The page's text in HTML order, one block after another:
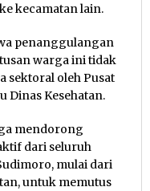
kecamatan lain.
penanggulangan
warga ini tidak
sektoral oleh Pusat
Dinas Kesehatan.
mendorong
dari seluruh
mulai dari
untuk memutus